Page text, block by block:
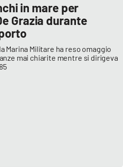
in mare per
Grazia durante
Marina Militare ha reso omaggio
mai chiarite mentre si dirigeva